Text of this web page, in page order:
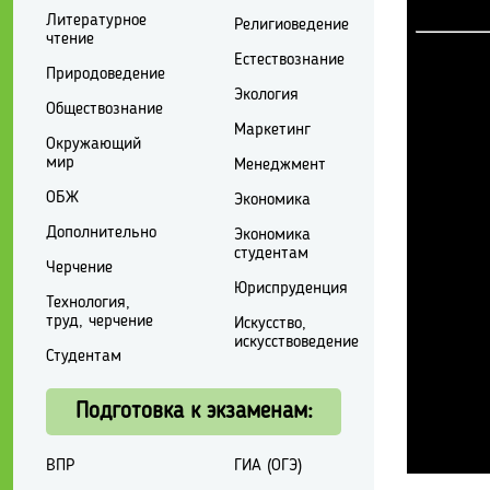
Литературное
чтение
Природоведение
Обществознание
Окружающий
мир
ОБЖ
Дополнительно
Черчение
Технология,
труд, черчение
Студентам
Религиоведение
Естествознание
Экология
Маркетинг
Менеджмент
Экономика
Экономика
студентам
Юриспруденция
Искусство,
искусствоведение
Подготовка к экзаменам:
ВПР
ГИА (ОГЭ)